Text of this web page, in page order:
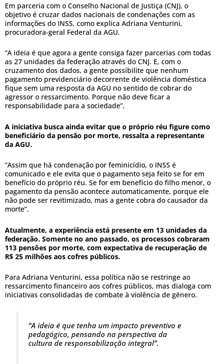
Em parceria com o Conselho Nacional de Justiça (CNJ), o
objetivo é cruzar dados nacionais de condenações com as
informações do INSS, como explica Adriana Venturini,
procuradora-geral Federal da AGU.
“A ideia é que agora a gente consiga fazer parcerias com todas
as 27 unidades da federação através do CNJ. E, com o
cruzamento dos dados, a gente possibilite que nenhum
pagamento previdenciário decorrente de violência doméstica
fique sem uma resposta da AGU no sentido de cobrar do
agressor o ressarcimento. Porque não deve ficar a
responsabilidade para a sociedade”.
A iniciativa busca ainda evitar que o próprio réu figure como
beneficiário da pensão por morte, ressalta a representante
da AGU.
“Assim que há condenação por feminicídio, o INSS é
comunicado e ele evita que o pagamento seja feito se for em
benefício do próprio réu. Se for em benefício do filho menor, o
pagamento da pensão acontece automaticamente, porque ele
não pode ser revitimizado, mas a gente cobra do causador da
morte”.
Atualmente, a experiência está presente em 13 unidades da
federação. Somente no ano passado, os processos cobraram
113 pensões por morte, com expectativa de recuperação de
R$ 25 milhões aos cofres públicos.
Para Adriana Venturini, essa política não se restringe ao
ressarcimento financeiro aos cofres públicos, mas dialoga com
iniciativas consolidadas de combate à violência de gênero.
“A ideia é que tenha um impacto preventivo e
pedagógico, pensando na perspectiva da
cultura de responsabilização integral”.